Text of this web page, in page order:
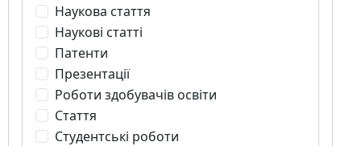
Наукова стаття
Наукові статті
Патенти
Презентації
Роботи здобувачів освіти
Стаття
Студентські роботи